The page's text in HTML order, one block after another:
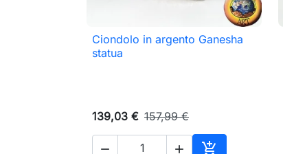
 Anteprima
Ciondolo in argento Ganesha
statua
139,03 € 157,99 €
  